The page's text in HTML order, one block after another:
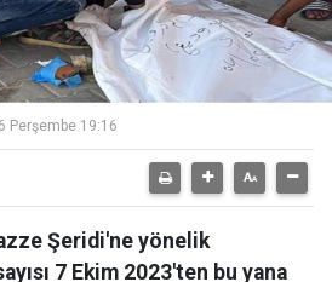
Perşembe 19:16
Şeridi'ne yönelik
7 Ekim 2023'ten bu yana